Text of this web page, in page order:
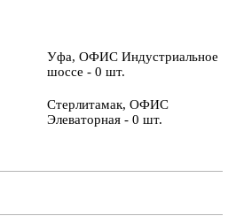
Уфа, ОФИС Индустриальное
шоссе - 0 шт.
Стерлитамак, ОФИС
Элеваторная - 0 шт.